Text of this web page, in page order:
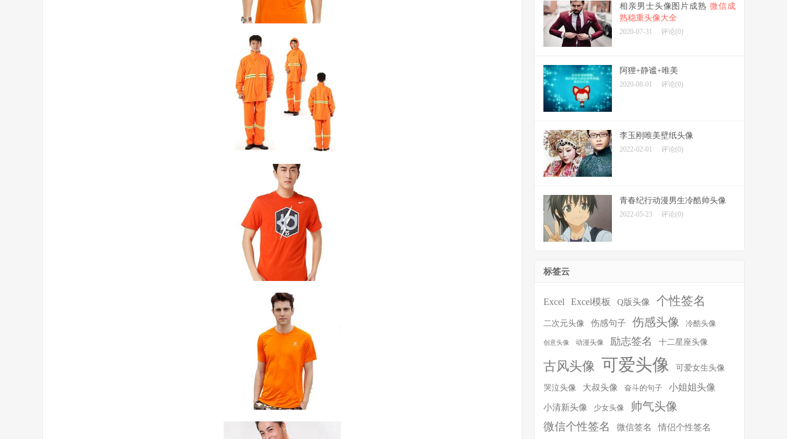
相亲男士头像图片成熟 微信成
熟稳重头像大全
2020-07-31 评论(0)
阿狸+静谧+唯美
2020-08-01 评论(0)
李玉刚唯美壁纸头像
2022-02-01 评论(0)
青春纪行动漫男生冷酷帅头像
2022-05-23 评论(0)
标签云
Excel Excel模板 Q版头像 个性签名
二次元头像 伤感句子 伤感头像 冷酷头像
创意头像 动漫头像 励志签名 十二星座头像
古风头像 可爱头像 可爱女生头像
哭泣头像 大叔头像 奋斗的句子 小姐姐头像
小清新头像 少女头像 帅气头像
微信个性签名 微信签名 情侣个性签名